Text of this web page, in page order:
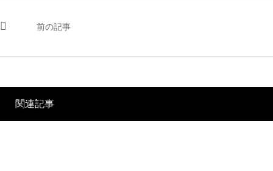
前の記事
関連記事